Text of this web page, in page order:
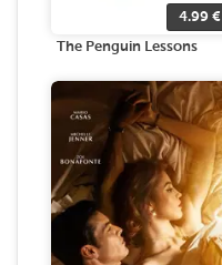
4.99 €
The Penguin Lessons